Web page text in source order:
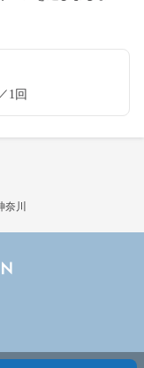
1回
奈川